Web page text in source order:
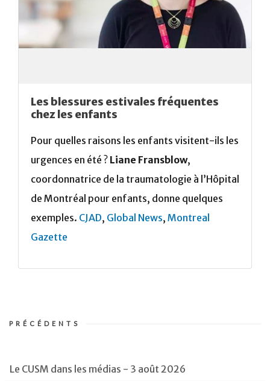
Les blessures estivales fréquentes
chez les enfants
Pour quelles raisons les enfants visitent-ils les
urgences en été ? Liane Fransblow,
coordonnatrice de la traumatologie à l’Hôpital
de Montréal pour enfants, donne quelques
exemples. CJAD, Global News, Montreal
Gazette
PRÉCÉDENTS
Le CUSM dans les médias - 3 août 2026